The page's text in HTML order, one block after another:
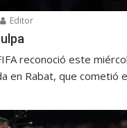
Editor
reconoció este
en Rabat, que cometió